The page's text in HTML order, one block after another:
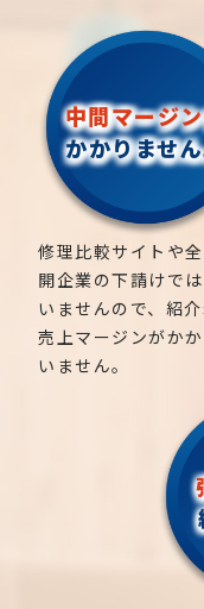
ウシ、カイズカ、
サザンカ、ホルト
の植物に移動し、
ります。虫が木か
物の健康や成長に
美観への影響: 虫
が損なわれる可能
が生じ、その美し
庭や公園などの景
お庭のことなら
お庭や木に関する
ます。
見積りは無料です
せやご相談はお気
【お問い合わせで
・ベランダまで伸
ほしい
・2階の屋根まで
・電線まで木が伸
・隣の家まで木が
で伐採してほしい
・庭の生垣の２〜
ほしい、剪定して
中間マージン
かかりません
修理比較サイトや
開企業の下請けで
いませんので、紹
売上マージンがかか
いません。